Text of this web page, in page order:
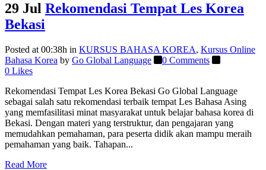
29 Jul Rekomendasi Tempat Les Korea
Bekasi
Posted at 00:38h in KURSUS BAHASA KOREA, Kursus Online
Bahasa Korea by Go Global Language
0 Comments
0 Likes
Rekomendasi Tempat Les Korea Bekasi Go Global Language
sebagai salah satu rekomendasi terbaik tempat Les Bahasa Asing
yang memfasilitasi minat masyarakat untuk belajar bahasa korea di
Bekasi. Dengan materi yang terstruktur, dan pengajaran yang
memudahkan pemahaman, para peserta didik akan mampu meraih
pemahaman yang baik. Tahapan...
Read More